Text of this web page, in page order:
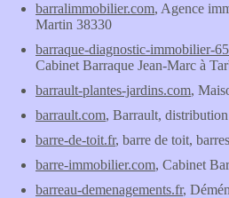
barralimmobilier.com, Agence
Martin 38330
barraque-diagnostic-immobilier-
Cabinet Barraque Jean-Marc à
barrault-plantes-jardins.com,
barrault.com, Barrault,
barre-de-toit.fr, barre de toit,
barre-immobilier.com, Cabinet
barreau-demenagements.fr,